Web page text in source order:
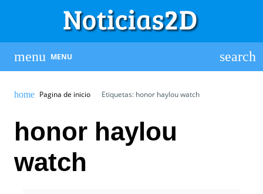
MENU
Pagina de inicio Etiquetas: honor haylou watch
honor haylou
watch